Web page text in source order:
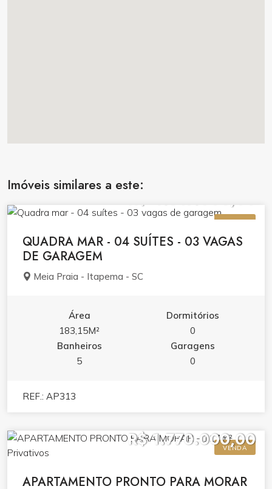
Imóveis similares a este:
VENDA
QUADRA MAR - 04 SUÍTES - 03 VAGAS
DE GARAGEM
Meia Praia - Itapema - SC
Área
183,15M²
Dormitórios
0
Banheiros
5
Garagens
0
REF.: AP313
VENDA
R$ 1.770.000,00
APARTAMENTO PRONTO PARA MORAR